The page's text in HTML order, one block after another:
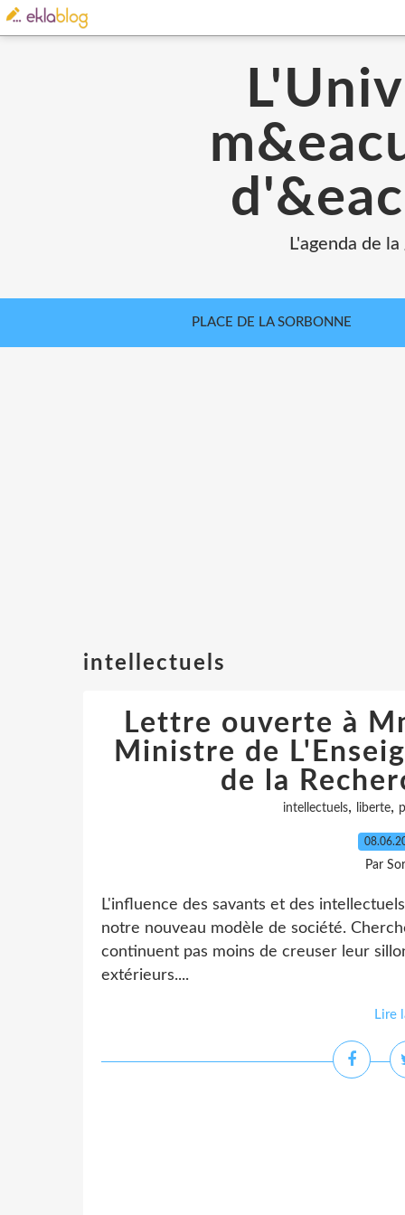
L'agenda de
PLACE DE LA SORBONNE
intellectuels
Lettre ouverte à
Ministre de
de la
intellectuels, liberte,
Par
L'influence des savants et des
notre nouveau modèle de société.
continuent pas moins de creuser leur
extérieurs....
Lire